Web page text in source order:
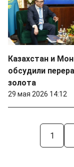
Казахстан и
обсудили
золота
29 мая 2026 14:12
1